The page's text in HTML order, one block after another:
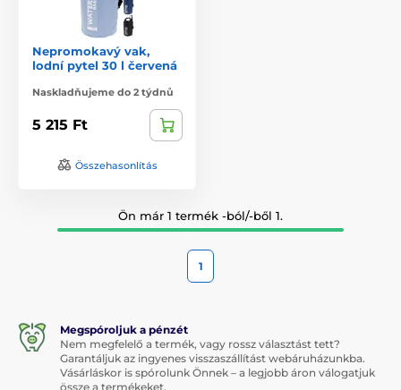
Nepromokavý vak,
lodní pytel 30 l červená
Naskladňujeme do 2 týdnů
5 215 Ft
Összehasonlítás
Ön már 1 termék -ból/-ből 1.
1
Megspóroljuk a pénzét
Nem megfelelő a termék, vagy rossz választást tett?
Garantáljuk az ingyenes visszaszállítást webáruházunkba.
Vásárláskor is spórolunk Önnek – a legjobb áron válogatjuk
össze a termékeket.